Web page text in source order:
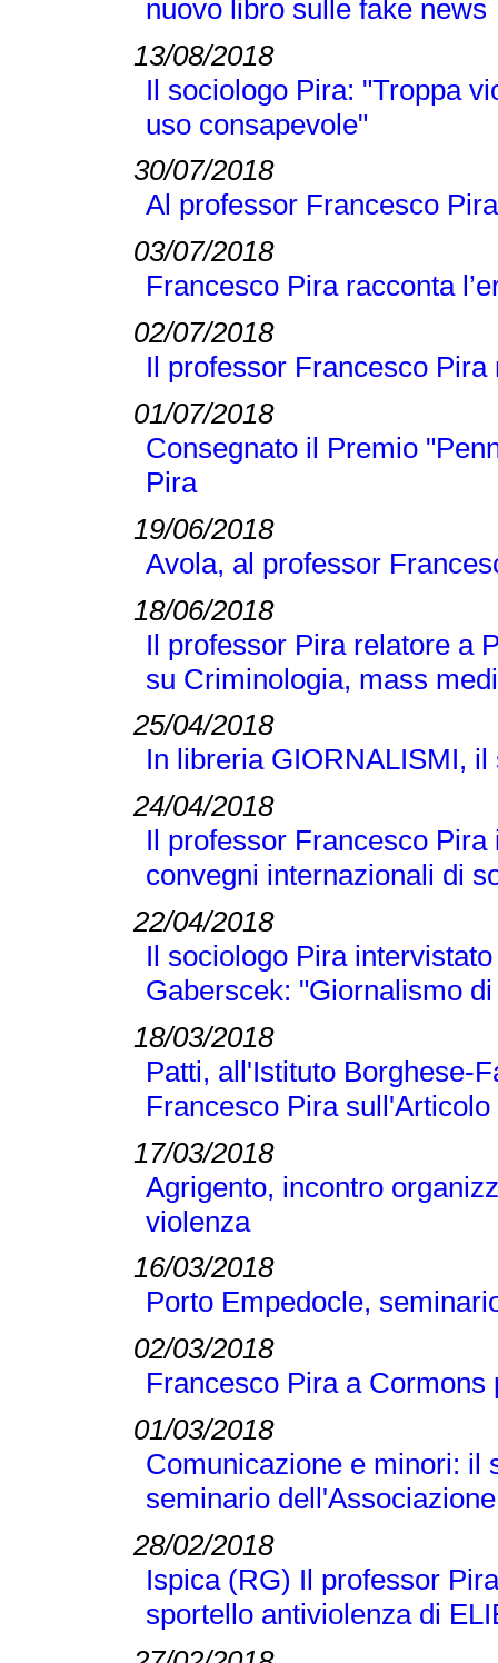
nuovo libro sulle fake news
13/08/2018
Il sociologo Pira: "Troppa
uso consapevole"
30/07/2018
Al professor Francesco
03/07/2018
Francesco Pira racconta
02/07/2018
Il professor Francesco
01/07/2018
Consegnato il Premio
Pira
19/06/2018
Avola, al professor
18/06/2018
Il professor Pira relatore a
su Criminologia, mass
25/04/2018
In libreria GIORNALISMI,
24/04/2018
Il professor Francesco
convegni internazionali di
22/04/2018
Il sociologo Pira
Gaberscek: "Giornalismo
18/03/2018
Patti, all'Istituto Borghese-
Francesco Pira sull'Articolo
17/03/2018
Agrigento, incontro
violenza
16/03/2018
Porto Empedocle,
02/03/2018
Francesco Pira a
01/03/2018
Comunicazione e minori: il
seminario
28/02/2018
Ispica (RG) Il professor
sportello antiviolenza di